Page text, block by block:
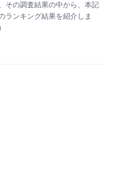
その調査結果の中から、本記
ランキング結果を紹介しま